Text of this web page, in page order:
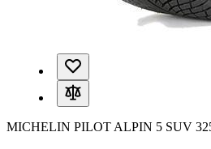
MICHELIN PILOT ALPIN 5 SUV